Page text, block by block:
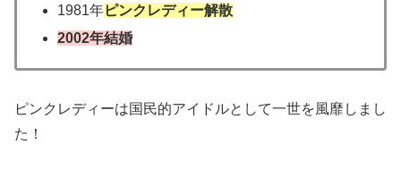
1981年ピンクレディー解散
2002年結婚
ピンクレディーは国民的アイドルとして一世を風靡しまし
た！